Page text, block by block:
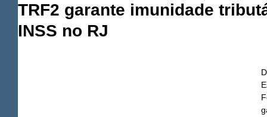
TRF2 garante imunidade
INSS no RJ